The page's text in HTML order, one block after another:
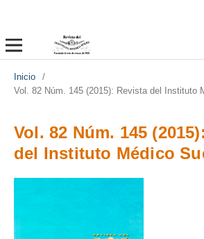
Inicio /
Vol. 82 Núm. 145 (2015): Revista del Instituto
Vol. 82 Núm. 145
del Instituto Médico